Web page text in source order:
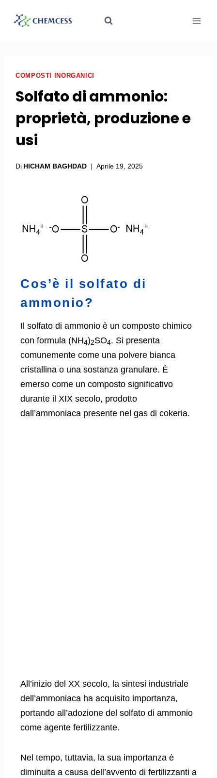
COMPOSTI INORGANICI
Solfato di ammonio:
proprietà, produzione e
usi
Di HICHAM BAGHDAD Aprile 19, 2025
Cos’è il solfato di
ammonio?
Il solfato di ammonio è un composto chimico
con formula (NH4)2SO4. Si presenta
comunemente come una polvere bianca
cristallina o una sostanza granulare. È
emerso come un composto significativo
durante il XIX secolo, prodotto
dall’ammoniaca presente nel gas di cokeria.
All’inizio del XX secolo, la sintesi industriale
dell’ammoniaca ha acquisito importanza,
portando all’adozione del solfato di ammonio
come agente fertilizzante.
Nel tempo, tuttavia, la sua importanza è
diminuita a causa dell’avvento di fertilizzanti a